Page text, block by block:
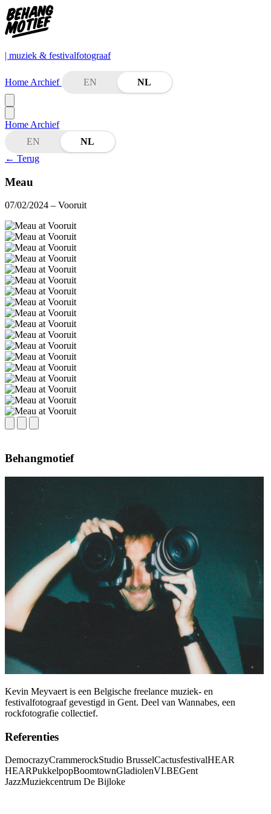
| muziek & festivalfotograaf
Home Archief EN NL
Home Archief
EN
NL
← Terug
Meau
07/02/2024 – Vooruit
Behangmotief
Kevin Meyvaert is een Belgische freelance muziek- en
festivalfotograaf gevestigd in Gent. Deel van Wannabes, een
rockfotografie collectief.
Referenties
DemocrazyCrammerockStudio BrusselCactusfestivalHEAR
HEARPukkelpopBoomtownGladiolenVI.BEGent
JazzMuziekcentrum De Bijloke